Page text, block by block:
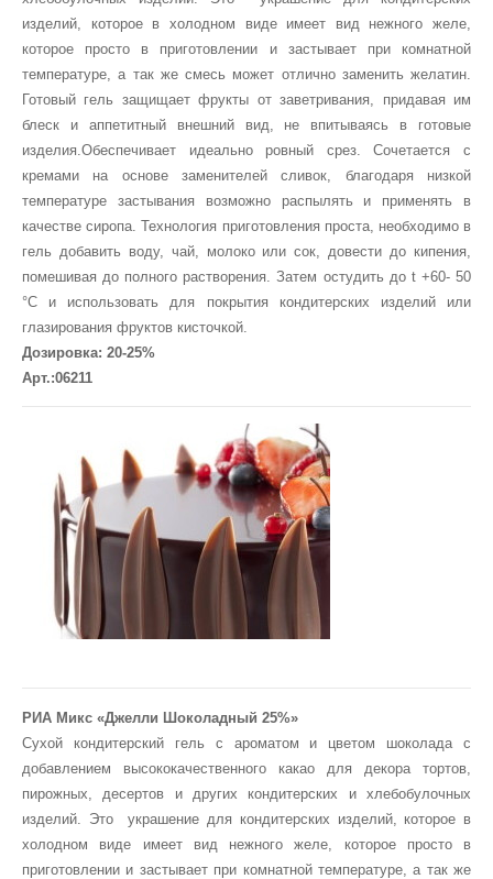
изделий, которое в холодном виде имеет вид нежного желе,
которое просто в приготовлении и застывает при комнатной
температуре, а так же смесь может отлично заменить желатин.
Готовый гель защищает фрукты от заветривания, придавая им
блеск и аппетитный внешний вид, не впитываясь в готовые
изделия.Обеспечивает идеально ровный срез. Сочетается с
кремами на основе заменителей сливок, благодаря низкой
температуре застывания возможно распылять и применять в
качестве сиропа. Технология приготовления проста, необходимо в
гель добавить воду, чай, молоко или сок, довести до кипения,
помешивая до полного растворения. Затем остудить до t +60- 50
°С и использовать для покрытия кондитерских изделий или
глазирования фруктов кисточкой.
Дозировка: 20-25%
Арт.:06211
РИА Микс «Джелли Шоколадный 25%»
Сухой кондитерский гель с ароматом и цветом шоколада с
добавлением высококачественного какао для декора тортов,
пирожных, десертов и других кондитерских и хлебобулочных
изделий. Это украшение для кондитерских изделий, которое в
холодном виде имеет вид нежного желе, которое просто в
приготовлении и застывает при комнатной температуре, а так же